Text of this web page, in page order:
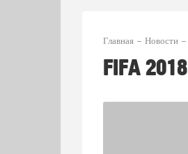
Главная Новости
FIFA 2018